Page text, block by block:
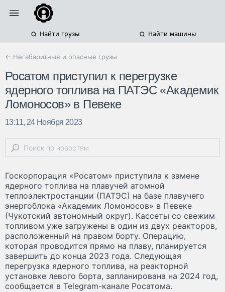
Найти грузы Найти машины
← Негабаритные и опасные грузы
Росатом приступил к перегрузке
ядерного топлива на ПАТЭС «Академик
Ломоносов» в Певеке
13:11, 24 Ноября 2023
Госкорпорация «Росатом» приступила к замене
ядерного топлива на плавучей атомной
теплоэлектростанции (ПАТЭС) на базе плавучего
энергоблока «Академик Ломоносов» в Певеке
(Чукотский автономный округ). Кассеты со свежим
топливом уже загружены в один из двух реакторов,
расположенный на правом борту. Операцию,
которая проводится прямо на плаву, планируется
завершить до конца 2023 года. Следующая
перегрузка ядерного топлива, на реакторной
установке левого борта, запланирована на 2024 год,
сообщается в Telegram-канале Росатома.